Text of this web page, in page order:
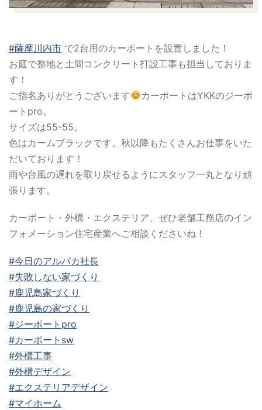
#薩摩川内市 で2台用のカーポートを設置しました！
お庭で整地と土間コンクリート打設工事も担当しておりま
す！
ご指名ありがとうございます
カーポートはYKKのジーポ
ートpro。
サイズは55-55。
色はカームブラックです。秋以降もたくさんお仕事をいた
だいております！
雨や台風の遅れを取り戻せるようにスタッフ一丸となり頑
張ります。
カーポート・外構・エクステリア、ぜひ老舗工務店のイン
フォメーション住宅産業へご相談くださいね！
#今日のアルパカ社長
#失敗しない家づくり
#鹿児島家づくり
#鹿児島の家づくり
#ジーポートpro
#カーポートsw
#外構工事
#外構デザイン
#エクステリアデザイン
#マイホーム